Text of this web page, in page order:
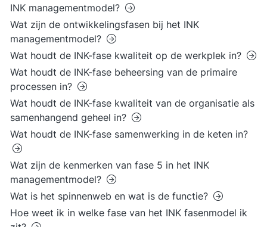
INK managementmodel?
Wat zijn de ontwikkelingsfasen bij het INK
managementmodel?
Wat houdt de INK-fase kwaliteit op de werkplek in?
Wat houdt de INK-fase beheersing van de primaire
processen in?
Wat houdt de INK-fase kwaliteit van de organisatie als
samenhangend geheel in?
Wat houdt de INK-fase samenwerking in de keten in?
Wat zijn de kenmerken van fase 5 in het INK
managementmodel?
Wat is het spinnenweb en wat is de functie?
Hoe weet ik in welke fase van het INK fasenmodel ik